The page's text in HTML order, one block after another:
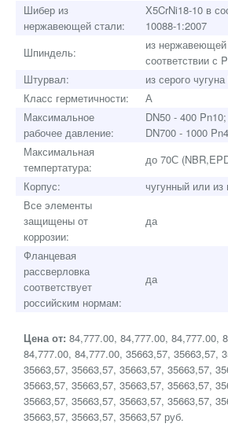
Шибер из
нержавеющей стали:
X5CrNi18-10 в
10088-1:2007
Шпиндель:
из
соответствии с
Штурвал:
из серого
Класс герметичности:
А
Максимальное
рабочее давление:
DN50 - 400
DN700 - 1000 Pn4
Максимальная
темпертатура:
до 70С
Корпус:
чугунный или
Все элементы
защищены от
коррозии:
да
Фланцевая
рассверловка
соответствует
российским нормам:
да
Цена от: 84,777.00, 84,777.00, 84,777.00,
84,777.00, 84,777.00, 35663,57, 35663,57,
35663,57, 35663,57, 35663,57, 35663,57,
35663,57, 35663,57, 35663,57, 35663,57,
35663,57, 35663,57, 35663,57, 35663,57,
35663,57, 35663,57, 35663,57 руб.